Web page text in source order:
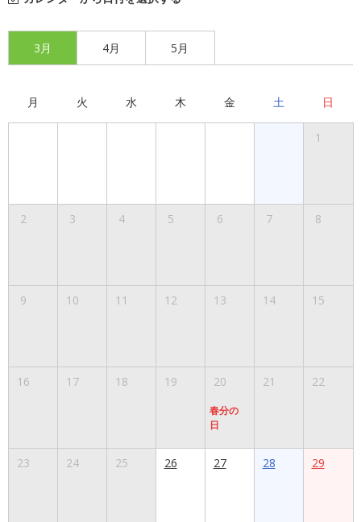
3月 4月 5月
月 火 水 木 金 土 日
1
2 3 4 5 6 7 8
9 10 11 12 13 14 15
16 17 18 19 20
春分の
日
21 22
23 24 25 26 27 28 29